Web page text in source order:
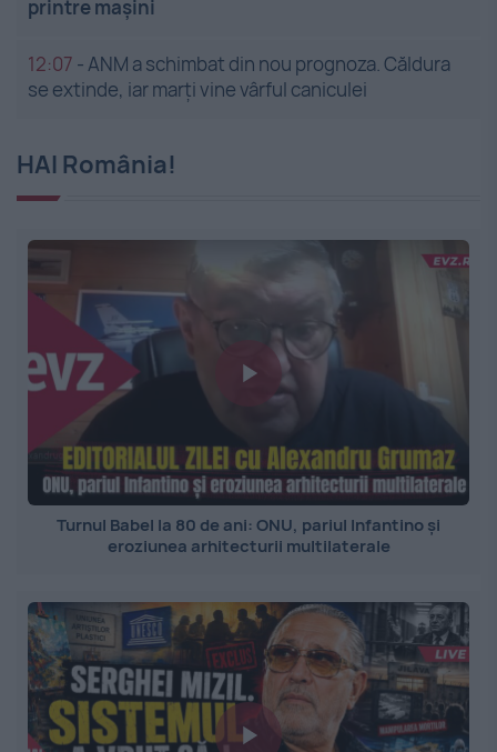
printre mașini
12:07 -ANM a schimbat din nou prognoza. Căldura
se extinde, iar marți vine vârful caniculei
HAI România!
Turnul Babel la 80 de ani: ONU, pariul Infantino și
eroziunea arhitecturii multilaterale